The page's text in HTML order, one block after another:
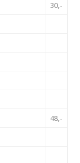
30,-
48,-